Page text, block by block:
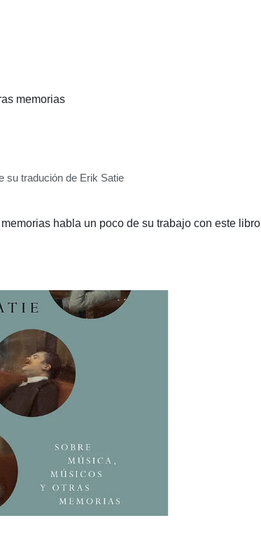
memorias
su tradución de Erik Satie
habla un poco de su trabajo con este libro